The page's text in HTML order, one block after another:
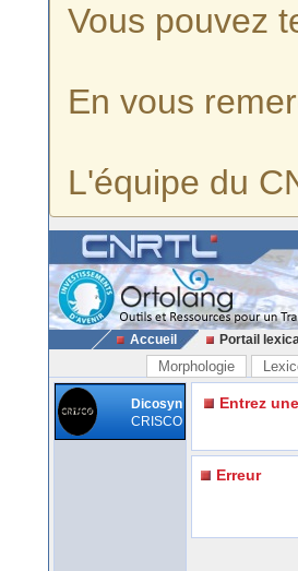
Vous pouvez
En vous
L'équipe du
Accueil Portail
Morphologie
Dicosyn
CRISCO
Entrez
Erreur